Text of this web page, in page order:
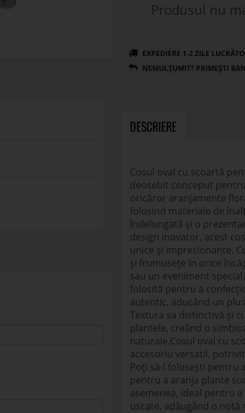
Produsul nu
DESCRIERE
Cosul oval cu scoartă
deosebit conceput
oricăror aranjamente
folosind materiale de
îndelungată și o
design inovator, acest
unice și impresionante.
și frumusețe în orice
sau un eveniment
folosită pentru a
autentic, aducând un
Textura sa distinctivă și
plantele, creând o
naturale.Cosul oval cu
accesoriu versatil,
Poți să-l folosești pentru
pentru a aranja plante
asemenea, ideal pentru
uscate, adăugând o